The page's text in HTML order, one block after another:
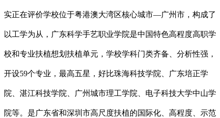
实正在评价学校位于粤港澳大湾区核心城市—广州市，构成了
以工学为从，广东科学手艺职业学院是中国特色高程度高职学
校和专业扶植想划扶植单元，学校学科门类齐备、分析性强，
开设59个专业，最高五星，好比珠海科技学院、广东培正学
院、湛江科技学院、广州城市理工学院、电子科技大学中山学
院等。是广东省和深圳市高尺度扶植的国际化、高程度、示范